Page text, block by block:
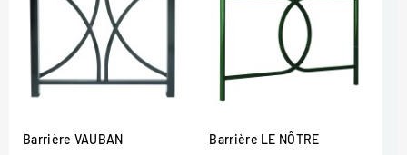
Barrière VAUBAN Barrière LE NÔTRE